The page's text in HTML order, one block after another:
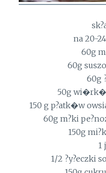
na 20-
60g
60g
60g
50g
150 g p?atk�w
60g m?ki
150g
1
1/2 ?y?eczki